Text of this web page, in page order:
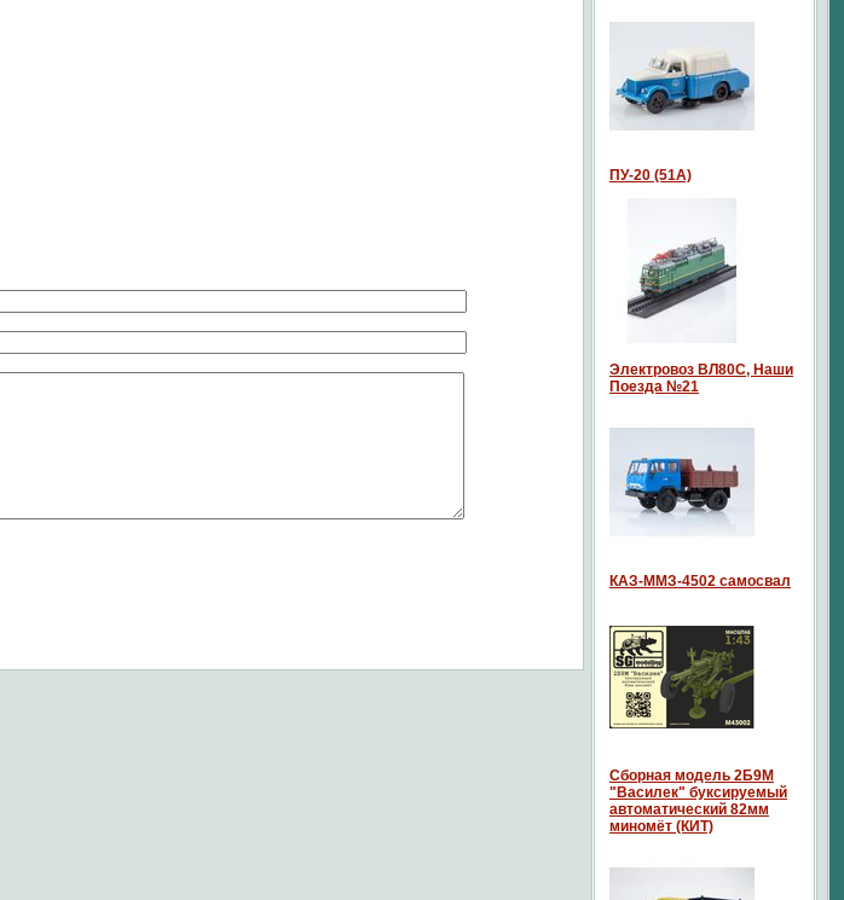
ПУ-20 (51А)
Электровоз ВЛ80С, Наши
Поезда №21
КАЗ-ММЗ-4502 самосвал
Сборная модель 2Б9М
"Василек" буксируемый
автоматический 82мм
миномёт (КИТ)